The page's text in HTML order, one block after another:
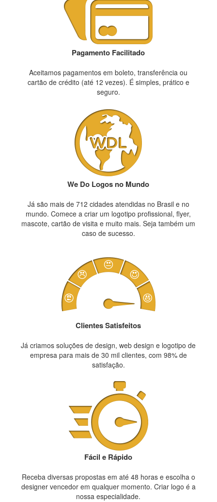
Pagamento Facilitado
Aceitamos pagamentos em boleto, transferência ou
cartão de crédito (até 12 vezes). É simples, prático e
seguro.
We Do Logos no Mundo
Já são mais de 712 cidades atendidas no Brasil e no
mundo. Comece a criar um logotipo profissional, flyer,
mascote, cartão de visita e muito mais. Seja também um
caso de sucesso.
Clientes Satisfeitos
Já criamos soluções de design, web design e logotipo de
empresa para mais de 30 mil clientes, com 98% de
satisfação.
Fácil e Rápido
Receba diversas propostas em até 48 horas e escolha o
designer vencedor em qualquer momento. Criar logo é a
nossa especialidade.